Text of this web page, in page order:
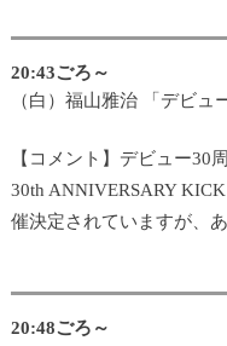
20:43ごろ～
（白）福山雅治 「デビュ
【コメント】デビュー30
30th ANNIVERSARY
催決定されていますが、
20:48ごろ～